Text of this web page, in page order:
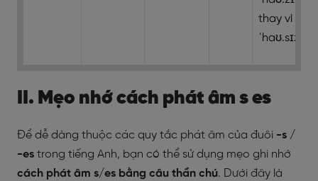
thay vì /
ˈhaʊ.sɪz/
II. Mẹo nhớ cách phát âm s es
Để dễ dàng thuộc các quy tắc phát âm của đuôi -s /
-es trong tiếng Anh, bạn có thể sử dụng mẹo ghi nhớ
cách phát âm s/es bằng câu thần chú. Dưới đây là